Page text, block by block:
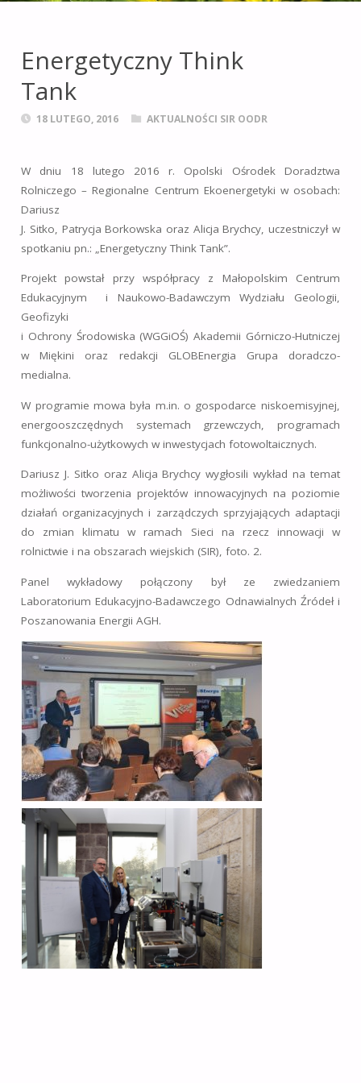
na terenie
województwa
Energetyczny Think
Tank
18 LUTEGO, 2016 AKTUALNOŚCI SIR OODR
W dniu 18 lutego 2016 r. Opolski Ośrodek Doradztwa
Rolniczego – Regionalne Centrum Ekoenergetyki w osobach:
Dariusz
J. Sitko, Patrycja Borkowska oraz Alicja Brychcy, uczestniczył w
spotkaniu pn.: „Energetyczny Think Tank”.
Projekt powstał przy współpracy z Małopolskim Centrum
Edukacyjnym i Naukowo-Badawczym Wydziału Geologii,
Geofizyki
i Ochrony Środowiska (WGGiOŚ) Akademii Górniczo-Hutniczej
w Miękini oraz redakcji GLOBEnergia Grupa doradczo-
medialna.
W programie mowa była m.in. o gospodarce niskoemisyjnej,
energooszczędnych systemach grzewczych, programach
funkcjonalno-użytkowych w inwestycjach fotowoltaicznych.
Dariusz J. Sitko oraz Alicja Brychcy wygłosili wykład na temat
możliwości tworzenia projektów innowacyjnych na poziomie
działań organizacyjnych i zarządczych sprzyjających adaptacji
do zmian klimatu w ramach Sieci na rzecz innowacji w
rolnictwie i na obszarach wiejskich (SIR), foto. 2.
Panel wykładowy połączony był ze zwiedzaniem
Laboratorium Edukacyjno-Badawczego Odnawialnych Źródeł i
Poszanowania Energii AGH.